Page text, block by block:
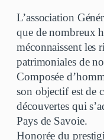
L’association
que de nombreux
méconnaissent les
patrimoniales de
Composée
son objectif est de
découvertes qui
Pays de Savoie.
Honorée du